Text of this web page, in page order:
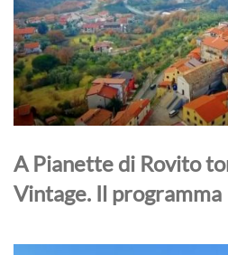
A Pianette di Rovito
Vintage. Il programma